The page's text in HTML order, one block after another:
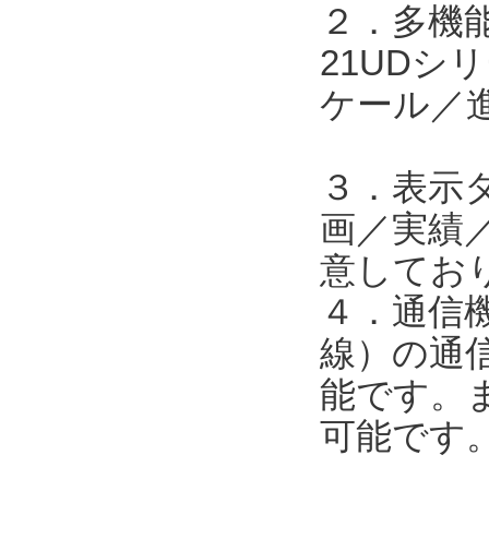
２．多機
21UDシ
ケール／
３．表示
画／実績
意してお
４．通信
線）の通
能です。
可能です